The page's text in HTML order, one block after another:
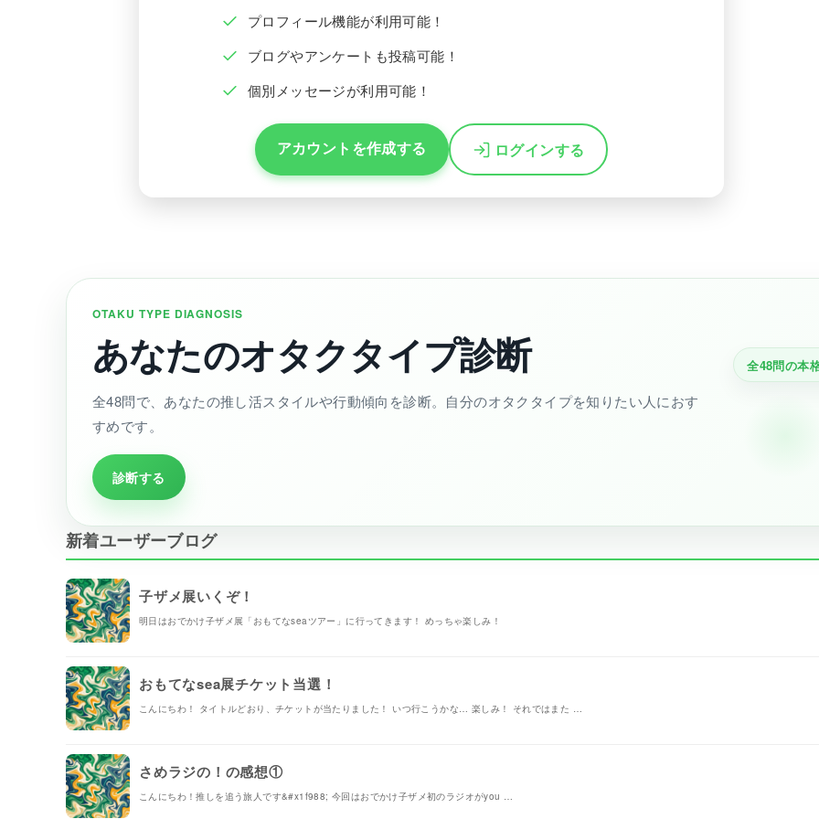
プロフィール機能が利用可能！
ブログやアンケートも投稿可能！
個別メッセージが利用可能！
アカウントを作成する ログインする
OTAKU TYPE DIAGNOSIS
あなたのオタクタイプ診断
全48問で、あなたの推し活スタイルや行動傾向を診断。自分のオタクタイプを知りたい人におす
すめです。
診断する
全48問の本
新着ユーザーブログ
子ザメ展いくぞ！
明日はおでかけ子ザメ展「おもてなseaツアー」に行ってきます！ めっちゃ楽しみ！
おもてなsea展チケット当選！
こんにちわ！ タイトルどおり、チケットが当たりました！ いつ行こうかな… 楽しみ！ それではまた …
さめラジの！の感想①
こんにちわ！推しを追う旅人です&#x1f988; 今回はおでかけ子ザメ初のラジオがyou …